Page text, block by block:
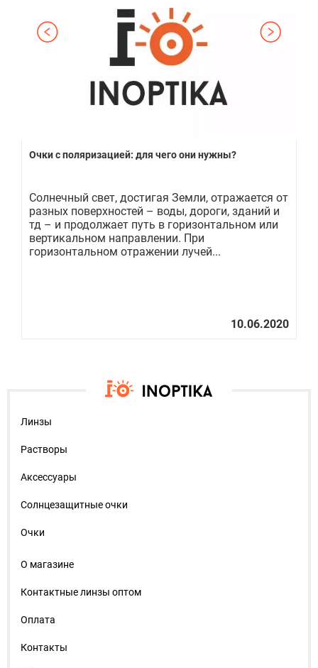
Очки с поляризацией: для чего они нужны?
Солнечный свет, достигая Земли, отражается от
разных поверхностей – воды, дороги, зданий и
тд – и продолжает путь в горизонтальном или
вертикальном направлении. При
горизонтальном отражении лучей...
Линзы
Растворы
Аксессуары
Солнцезащитные очки
Очки
О магазине
Контактные линзы оптом
Оплата
Контакты